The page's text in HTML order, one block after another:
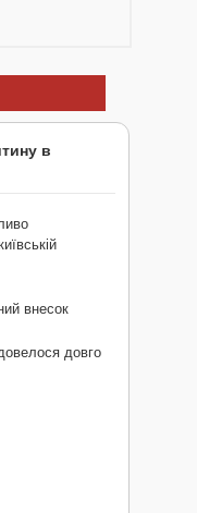
в
внесок
довго